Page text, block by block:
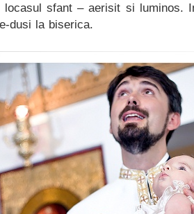
locasul sfant – aerisit si luminos.
dusi la biserica.